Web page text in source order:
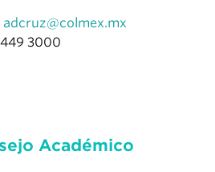
adcruz@colmex.mx
3000
Académico